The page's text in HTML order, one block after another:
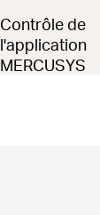
Contrôle de
l'application
MERCUSYS